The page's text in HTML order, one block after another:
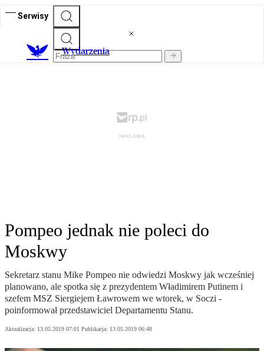
Serwisy
Wydarzenia
Pompeo jednak nie poleci do
Moskwy
Sekretarz stanu Mike Pompeo nie odwiedzi Moskwy jak wcześniej
planowano, ale spotka się z prezydentem Władimirem Putinem i
szefem MSZ Siergiejem Ławrowem we wtorek, w Soczi -
poinformował przedstawiciel Departamentu Stanu.
Aktualizacja: 13.05.2019 07:01 Publikacja: 13.05.2019 06:48